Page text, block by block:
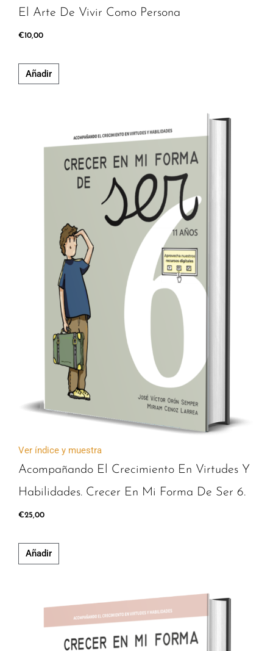
El Arte De Vivir Como Persona
€10,00
Añadir
Ver índice y muestra
Acompañando El Crecimiento En Virtudes Y
Habilidades. Crecer En Mi Forma De Ser 6.
€25,00
Añadir